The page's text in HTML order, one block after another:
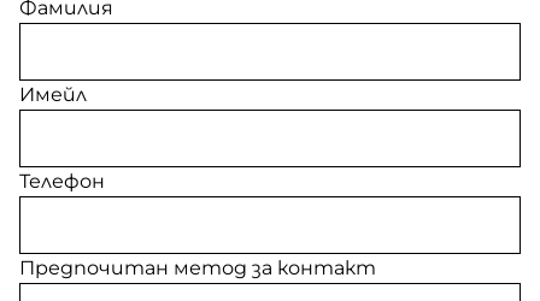
Фамилия
Имейл
Телефон
Предпочитан метод за контакт